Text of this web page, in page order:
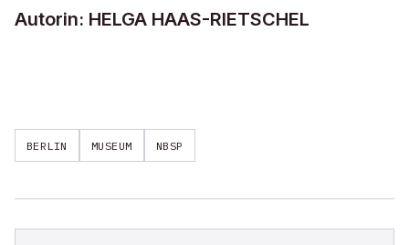
Autorin: HELGA HAAS-RIETSCHEL
BERLIN MUSEUM NBSP